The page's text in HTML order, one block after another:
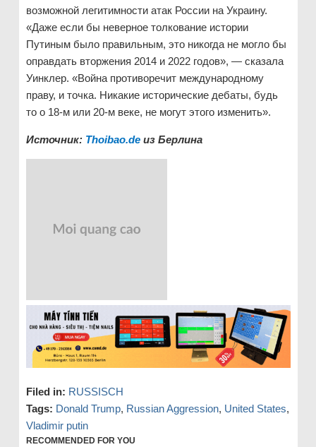
возможной легитимности атак России на Украину.
«Даже если бы неверное толкование истории
Путиным было правильным, это никогда не могло бы
оправдать вторжения 2014 и 2022 годов», — сказала
Уинклер. «Война противоречит международному
праву, и точка. Никакие исторические дебаты, будь
то о 18-м или 20-м веке, не могут этого изменить».
Источник: Thoibao.de из Берлина
Filed in: RUSSISCH
Tags: Donald Trump, Russian Aggression, United States,
Vladimir putin
RECOMMENDED FOR YOU